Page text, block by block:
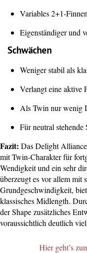
Variables 2+1-
Eigenständiger und
Schwächen
Weniger stabil als
Verlangt eine aktive
Als Twin nur wenig
Für neutral
Fazit: Das Delight
mit Twin-Charakter für
Wendigkeit und ein sehr
überzeugt es vor allem mit
Grundgeschwindigkeit,
klassisches Midlength.
der Shape zusätzliches
voraussichtlich deutlich
Hier geht’s